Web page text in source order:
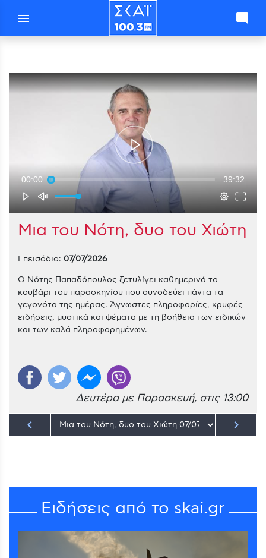
menu mode_comment
00:00 39:32
Μια του Νότη, δυο του Χιώτη
Επεισόδιο: 07/07/2026
Ο Νότης Παπαδόπουλος ξετυλίγει καθημερινά το
κουβάρι του παρασκηνίου που συνοδεύει πάντα τα
γεγονότα της ημέρας. Άγνωστες πληροφορίες, κρυφές
ειδήσεις, μυστικά και ψέματα με τη βοήθεια των ειδικών
και των καλά πληροφορημένων.
Δευτέρα με Παρασκευή, στις 13:00
keyboard_arrow_left keyboard_arrow_right
Ειδήσεις από το skai.gr